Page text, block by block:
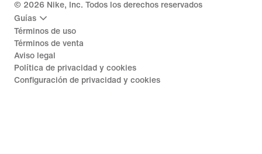
© 2026 Nike, Inc. Todos los derechos reservados
Guías
Términos de uso
Términos de venta
Aviso legal
Política de privacidad y cookies
Configuración de privacidad y cookies